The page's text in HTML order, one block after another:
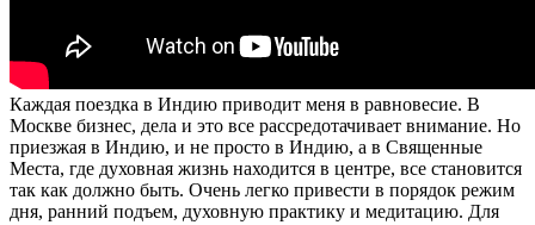
Каждая поездка в Индию приводит меня в равновесие. В
Москве бизнес, дела и это все рассредотачивает внимание. Но
приезжая в Индию, и не просто в Индию, а в Священные
Места, где духовная жизнь находится в центре, все становится
так как должно быть. Очень легко привести в порядок режим
дня, ранний подъем, духовную практику и медитацию. Для